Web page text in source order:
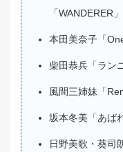
「WANDERER」
本田美奈子「
柴田恭兵「ラン
風間三姉妹「
坂本冬美「あば
日野美歌・葵司